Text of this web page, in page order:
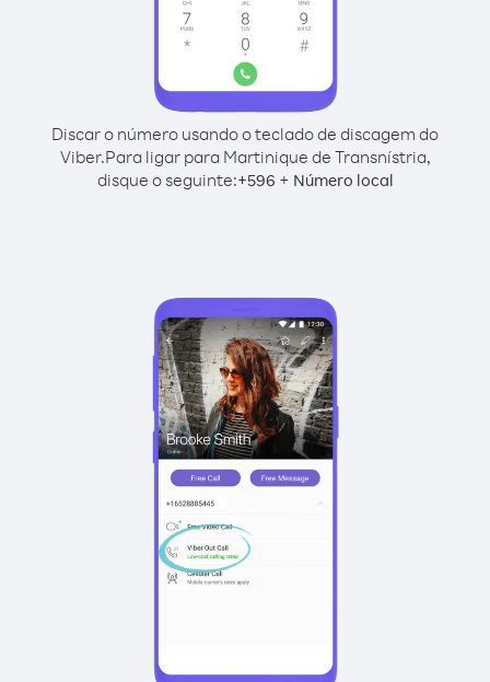
Discar o número usando o teclado de discagem do
Viber.Para ligar para Martinique de Transnístria,
disque o seguinte:+596 + Número local